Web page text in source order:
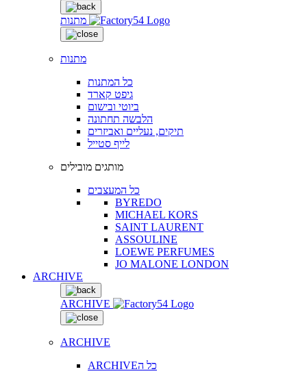
מתנות
מתנות
כל המתנות
גיפט קארד
ביוטי ובישום
הלבשה תחתונה
תיקים, נעליים ואביזרים
לייף סטייל
מותגים מובילים
כל המעצבים
BYREDO
MICHAEL KORS
SAINT LAURENT
ASSOULINE
LOEWE PERFUMES
JO MALONE LONDON
ARCHIVE
ARCHIVE
ARCHIVE
ARCHIVEכל ה